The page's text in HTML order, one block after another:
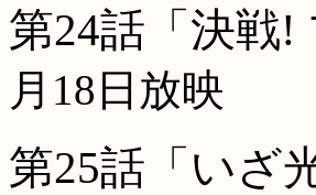
第24話「決戦!
月18日放映
第25話「いざ